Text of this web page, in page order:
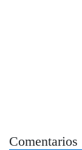
Comentarios